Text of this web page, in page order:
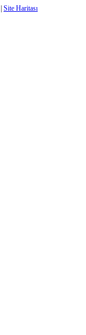
Site Haritası